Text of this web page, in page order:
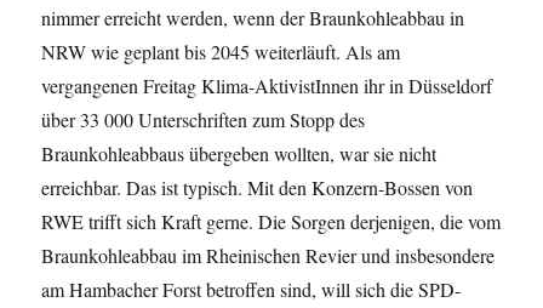
nimmer erreicht werden, wenn der Braunkohleabbau in
NRW wie geplant bis 2045 weiterläuft. Als am
vergangenen Freitag Klima-AktivistInnen ihr in Düsseldorf
über 33 000 Unterschriften zum Stopp des
Braunkohleabbaus übergeben wollten, war sie nicht
erreichbar. Das ist typisch. Mit den Konzern-Bossen von
RWE trifft sich Kraft gerne. Die Sorgen derjenigen, die vom
Braunkohleabbau im Rheinischen Revier und insbesondere
am Hambacher Forst betroffen sind, will sich die SPD-